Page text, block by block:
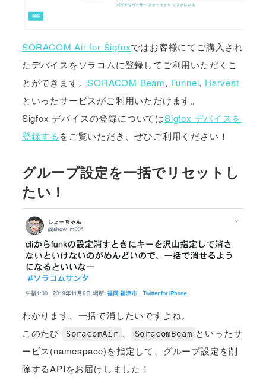
SORACOM Air for Sigfoxではお客様にてご購入され
たデバイスをソラコムに登録してご利用いただくこ
とができます。SORACOM Beam, Funnel, Harvest
といったサービスがご利用いただけます。
Sigfox デバイスの登録についてはSigfox デバイスを
登録する をご覧いただき、ぜひご利用ください！
グループ設定を一括でリセットし
たい！
わかります、一括で消したいですよね。
このたび
SoracomAir 、 SoracomBeam といったサ
ービス(namespace)を指定して、グループ設定を削
除するAPIをお届けしました！